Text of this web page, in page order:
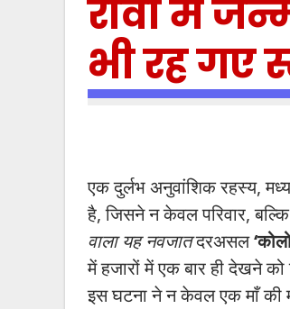
रीवा में
भी रह गए
एक दुर्लभ अनुवांशिक रहस्य,
है, जिसने न केवल परिवार,
वाला यह नवजातदरअसल
में हजारों में एक बार ही देखने
इस घटना ने न केवल एक माँ की